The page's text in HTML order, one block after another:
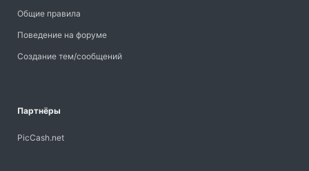
Общие правила
Поведение на форуме
Создание тем/сообщений
Партнёры
PicCash.net